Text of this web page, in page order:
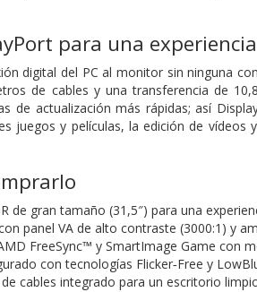
para una
digital del PC al monitor sin ninguna
de cables y una transferencia de
de actualización más rápidas; así
juegos y películas, la edición de
de gran tamaño (31,5″) para una
panel VA de alto contraste (3000:1) y
FreeSync™ y SmartImage Game con
con tecnologías Flicker‑Free y
cables integrado para un escritorio